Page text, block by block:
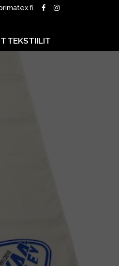
TEKSTIILIT